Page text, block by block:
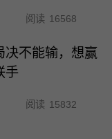
阅读 16568
决不能输，想赢
手
阅读 15832